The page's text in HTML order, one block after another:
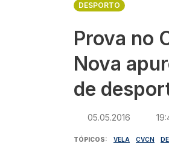
DESPORTO
Prova no
Nova
de
05.05.2016
TÓPICOS VELA CVCN